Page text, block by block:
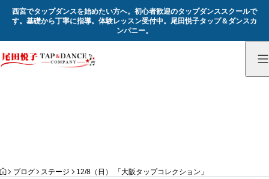
西宮でタップダンスを始めたい方へ。初心者歓迎のタップダンススクールで
す。基礎から丁寧に指導。体験レッスン受付中。尾田悦子タップ＆ダンスカ
ンパニー。
HOME
ブログ ステージ 12/8（日） 「大阪タップコレクション」